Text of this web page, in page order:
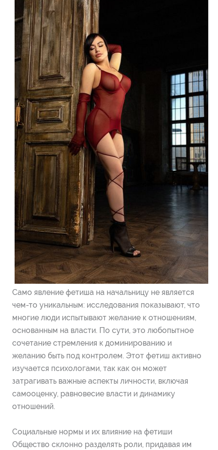
Само явление фетиша на начальницу не является
чем-то уникальным: исследования показывают, что
многие люди испытывают желание к отношениям,
основанным на власти. По сути, это любопытное
сочетание стремления к доминированию и
желанию быть под контролем. Этот фетиш активно
изучается психологами, так как он может
затрагивать важные аспекты личности, включая
самооценку, равновесие власти и динамику
отношений.
Социальные нормы и их влияние на фетиши
Общество склонно разделять роли, придавая им